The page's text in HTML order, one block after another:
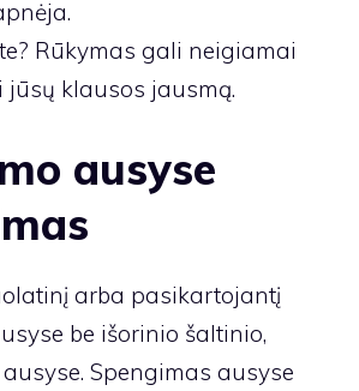
Rūkymas gali neigiamai
jūsų klausos jausmą.
ausyse
arba pasikartojantį
be išorinio šaltinio,
Spengimas ausyse